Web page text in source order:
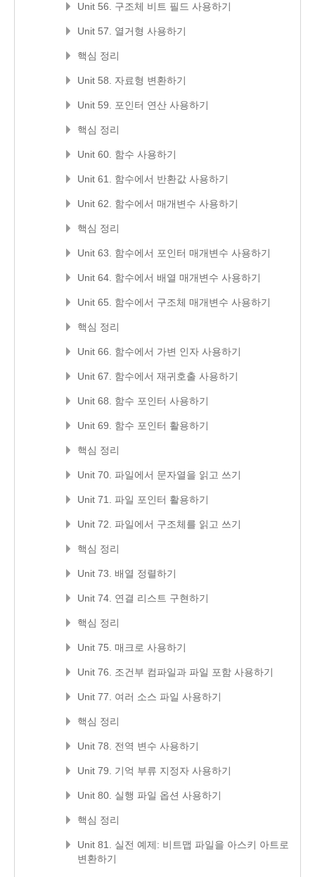
Unit 56. 구조체 비트 필드 사용하기
Unit 57. 열거형 사용하기
핵심 정리
Unit 58. 자료형 변환하기
Unit 59. 포인터 연산 사용하기
핵심 정리
Unit 60. 함수 사용하기
Unit 61. 함수에서 반환값 사용하기
Unit 62. 함수에서 매개변수 사용하기
핵심 정리
Unit 63. 함수에서 포인터 매개변수 사용하기
Unit 64. 함수에서 배열 매개변수 사용하기
Unit 65. 함수에서 구조체 매개변수 사용하기
핵심 정리
Unit 66. 함수에서 가변 인자 사용하기
Unit 67. 함수에서 재귀호출 사용하기
Unit 68. 함수 포인터 사용하기
Unit 69. 함수 포인터 활용하기
핵심 정리
Unit 70. 파일에서 문자열을 읽고 쓰기
Unit 71. 파일 포인터 활용하기
Unit 72. 파일에서 구조체를 읽고 쓰기
핵심 정리
Unit 73. 배열 정렬하기
Unit 74. 연결 리스트 구현하기
핵심 정리
Unit 75. 매크로 사용하기
Unit 76. 조건부 컴파일과 파일 포함 사용하기
Unit 77. 여러 소스 파일 사용하기
핵심 정리
Unit 78. 전역 변수 사용하기
Unit 79. 기억 부류 지정자 사용하기
Unit 80. 실행 파일 옵션 사용하기
핵심 정리
Unit 81. 실전 예제: 비트맵 파일을 아스키 아트로
변환하기